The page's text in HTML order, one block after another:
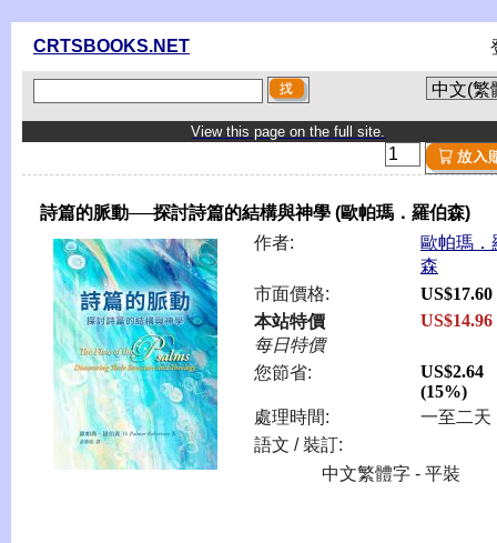
CRTSBOOKS.NET
View this page on the full site.
詩篇的脈動──探討詩篇的結構與神學 (歐帕瑪．羅伯森)
作者:
歐帕瑪．
森
市面價格:
US$17.60
本站特價
每日特價
US$14.96
您節省:
US$2.64
(15%)
處理時間:
一至二天
語文 / 裝訂:
中文繁體字 - 平裝